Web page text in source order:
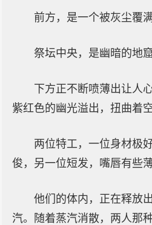
前方，是一个被灰尘覆满
祭坛中央，是幽暗的地窟
下方正不断喷薄出让人
紫红色的幽光溢出，扭曲着空
两位特工，一位身材极
俊，另一位短发，嘴唇有些
他们的体内，正在释放
汽。随着蒸汽消散，两人那